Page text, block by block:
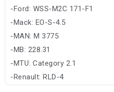
-Ford: WSS-M2C 171-F1
-Mack: EO-S-4.5
-MAN: M 3775
-MB: 228.31
-MTU: Category 2.1
-Renault: RLD-4